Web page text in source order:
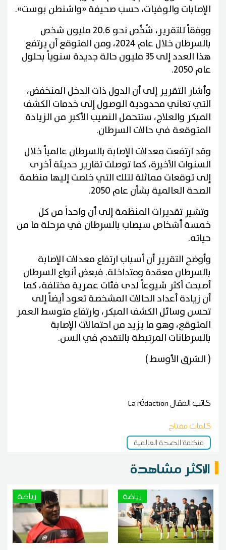
الإصابات والوفيات، حسب صحيفة «واشنطن بوست».
ووفقاً للتقرير، شُخِّص نحو 20.6 مليون شخص
بالسرطان خلال عام 2024، ومن المتوقع أن يرتفع
هذا العدد إلى 35 مليون حالة جديدة سنوياً بحلول
عام 2050.
وأشار التقرير إلى أن الدول ذات الدخل المنخفض،
التي تعاني محدودية الوصول إلى خدمات الكشف
المبكر والعلاج، ستتحمل النصيب الأكبر من الزيادة
المتوقعة في حالات السرطان.
وقد ارتفعت معدلات الإصابة بالسرطان عالمياً خلال
السنوات الأخيرة، كما توصلت تقارير حديثة أخرى
إلى توقعات مماثلة لتلك التي خلصت إليها منظمة
الصحة العالمية بشأن عام 2050.
وتشير تقديرات المنظمة إلى أن واحداً من كل
خمسة أشخاص سيصاب بالسرطان في مرحلة ما من
حياته.
وأوضح التقرير أن أسباب ارتفاع معدلات الإصابة
بالسرطان معقدة ومتداخلة. فبعض أنواع السرطان
أصبحت أكثر شيوعاً لدى فئات عمرية مختلفة، كما
أن زيادة أعداد الحالات المشخصة تعود أيضاً إلى
تحسن وسائل الكشف المبكر، وارتفاع متوسط العمر
المتوقع، وهو ما يزيد من احتمالات الإصابة
بالسرطانات المرتبطة بالتقدم في السن.
( الشرق الأوسط )
كاتب المقالLa rédaction
كلمات مفتاح
منظمة الصحة العالمية
الاكثر مشاهدة
رياضة رياضة